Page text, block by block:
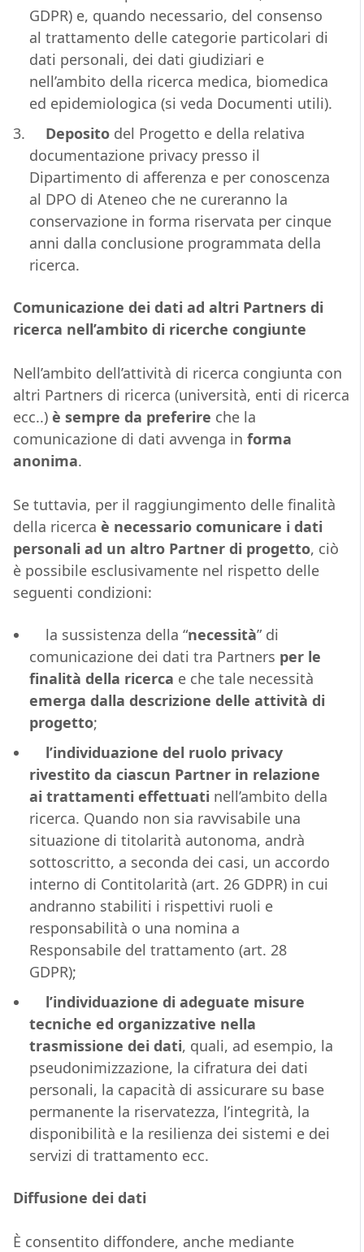
GDPR) e, quando necessario, del consenso
al trattamento delle categorie particolari di
dati personali, dei dati giudiziari e
nell’ambito della ricerca medica, biomedica
ed epidemiologica (si veda Documenti utili).
Deposito del Progetto e della relativa
documentazione privacy presso il
Dipartimento di afferenza e per conoscenza
al DPO di Ateneo che ne cureranno la
conservazione in forma riservata per cinque
anni dalla conclusione programmata della
ricerca.
Comunicazione dei dati ad altri Partners di
ricerca nell’ambito di ricerche congiunte
Nell’ambito dell’attività di ricerca congiunta con
altri Partners di ricerca (università, enti di ricerca
ecc..) è sempre da preferire che la
comunicazione di dati avvenga in forma
anonima.
Se tuttavia, per il raggiungimento delle finalità
della ricerca è necessario comunicare i dati
personali ad un altro Partner di progetto, ciò
è possibile esclusivamente nel rispetto delle
seguenti condizioni:
la sussistenza della “necessità” di
comunicazione dei dati tra Partners per le
finalità della ricerca e che tale necessità
emerga dalla descrizione delle attività di
progetto;
l’individuazione del ruolo privacy
rivestito da ciascun Partner in relazione
ai trattamenti effettuati nell’ambito della
ricerca. Quando non sia ravvisabile una
situazione di titolarità autonoma, andrà
sottoscritto, a seconda dei casi, un accordo
interno di Contitolarità (art. 26 GDPR) in cui
andranno stabiliti i rispettivi ruoli e
responsabilità o una nomina a
Responsabile del trattamento (art. 28
GDPR);
l’individuazione di adeguate misure
tecniche ed organizzative nella
trasmissione dei dati, quali, ad esempio, la
pseudonimizzazione, la cifratura dei dati
personali, la capacità di assicurare su base
permanente la riservatezza, l’integrità, la
disponibilità e la resilienza dei sistemi e dei
servizi di trattamento ecc.
Diffusione dei dati
È consentito diffondere, anche mediante